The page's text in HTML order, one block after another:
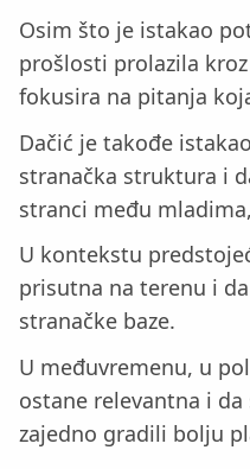
Osim što je istakao
prošlosti prolazila
fokusira na pitanja
Dačić je takođe
stranačka struktura i
stranci među
U kontekstu
prisutna na terenu i
stranačke baze.
U međuvremenu, u
ostane relevantna i
zajedno gradili bolju